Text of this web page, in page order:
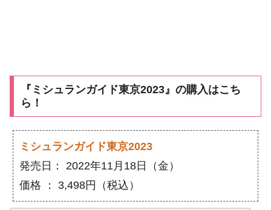
『ミシュランガイド東京2023』の購入はこち
ら！
ミシュランガイド東京2023
発売日： 2022年11月18日（金）
価格 ： 3,498円（税込）